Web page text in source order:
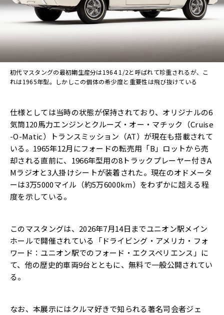
初代マスタングの最初期生産分は1964 1/2と呼ばれて珍重されるが、こ
れは1965年型。しかしこの個体の希少度と重要性は飛び抜けている
仕様としては当時の状態が保持されており、オリジナルの6
気筒120馬力エンジンとクルーズ・オー・マチック（Cruise
-O-Matic）トランスミッション（AT）が現在も搭載されて
いる。1965年12月にフォードの転売用「B」ロットから売
却される直前に、1966年型用の8トラックプレーヤー付きA
Mラジオと3人掛けシートが装着された。現在のオドメータ
ーは3万5000マイル（約5万6000km）をわずかに超える程
度を示している。
このマスタングは、2026年7月14日までユニオン駅メイン
ホールで開催されている「ドライビング・アメリカ・フォ
ワード：ユニオン駅でのフォード・エクスペリエンス」に
て、他の歴史的車両9台とともに、無料で一般公開されてい
る。
なお、本展示にはクルマ好きで知られる著名司会者ジェ